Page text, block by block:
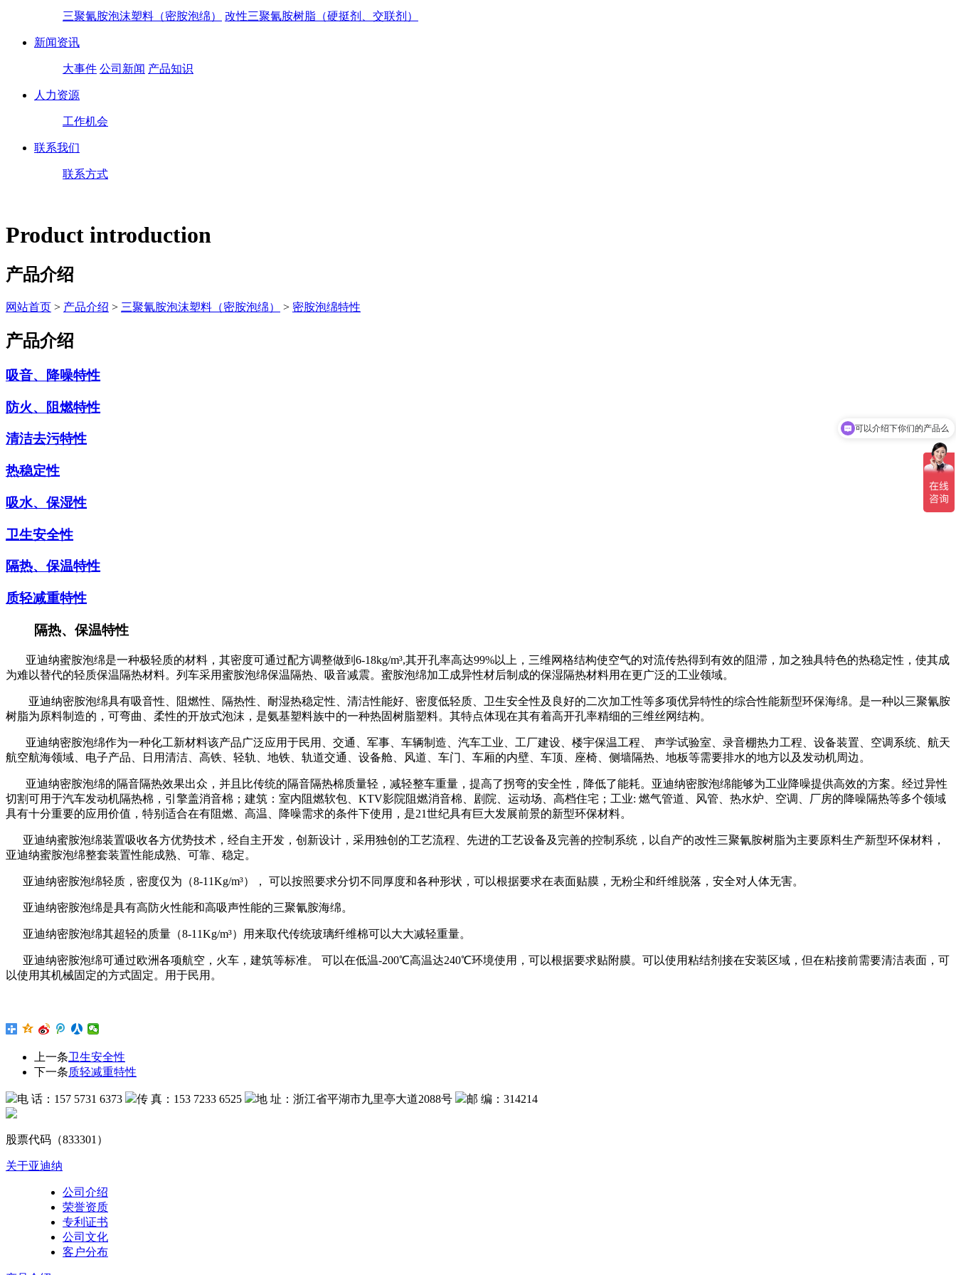
三聚氰胺泡沫塑料（密胺泡绵） 改性三聚氰胺树脂（硬挺剂、交联剂）
新闻资讯
大事件 公司新闻 产品知识
人力资源
工作机会
联系我们
联系方式
Product introduction
产品介绍
网站首页 > 产品介绍 > 三聚氰胺泡沫塑料（密胺泡绵） > 密胺泡绵特性
产品介绍
吸音、降噪特性
防火、阻燃特性
清洁去污特性
热稳定性
吸水、保湿性
卫生安全性
隔热、保温特性
质轻减重特性
隔热、保温特性
亚迪纳蜜胺泡绵是一种极轻质的材料，其密度可通过配方调整做到6-18kg/m³,其开孔率高达99%以上，三维网格结构使空气的对流传热得到有效的阻滞，加之独具特色的热稳定性，使其成
为难以替代的轻质保温隔热材料。列车采用蜜胺泡绵保温隔热、吸音减震。蜜胺泡绵加工成异性材后制成的保湿隔热材料用在更广泛的工业领域。
亚迪纳密胺泡绵具有吸音性、阻燃性、隔热性、耐湿热稳定性、清洁性能好、密度低轻质、卫生安全性及良好的二次加工性等多项优异特性的综合性能新型环保海绵。是一种以三聚氰胺
树脂为原料制造的，可弯曲、柔性的开放式泡沫，是氨基塑料族中的一种热固树脂塑料。其特点体现在其有着高开孔率精细的三维丝网结构。
亚迪纳密胺泡绵作为一种化工新材料该产品广泛应用于民用、交通、军事、车辆制造、汽车工业、工厂建设、楼宇保温工程、 声学试验室、录音棚热力工程、设备装置、空调系统、航天
航空航海领域、电子产品、日用清洁、高铁、轻轨、地铁、轨道交通、设备舱、风道、车门、车厢的内壁、车顶、座椅、侧墙隔热、地板等需要排水的地方以及发动机周边。
亚迪纳密胺泡绵的隔音隔热效果出众，并且比传统的隔音隔热棉质量轻，减轻整车重量，提高了拐弯的安全性，降低了能耗。亚迪纳密胺泡绵能够为工业降噪提供高效的方案。经过异性
切割可用于汽车发动机隔热棉，引擎盖消音棉；建筑：室内阻燃软包、KTV影院阻燃消音棉、剧院、运动场、高档住宅；工业: 燃气管道、风管、热水炉、空调、厂房的降噪隔热等多个领域
具有十分重要的应用价值，特别适合在有阻燃、高温、降噪需求的条件下使用，是21世纪具有巨大发展前景的新型环保材料。
亚迪纳蜜胺泡绵装置吸收各方优势技术，经自主开发，创新设计，采用独创的工艺流程、先进的工艺设备及完善的控制系统，以自产的改性三聚氰胺树脂为主要原料生产新型环保材料，
亚迪纳蜜胺泡绵整套装置性能成熟、可靠、稳定。
亚迪纳密胺泡绵轻质，密度仅为（8-11Kg/m³）， 可以按照要求分切不同厚度和各种形状，可以根据要求在表面贴膜，无粉尘和纤维脱落，安全对人体无害。
亚迪纳密胺泡绵是具有高防火性能和高吸声性能的三聚氰胺海绵。
亚迪纳密胺泡绵其超轻的质量（8-11Kg/m³）用来取代传统玻璃纤维棉可以大大减轻重量。
亚迪纳密胺泡绵可通过欧洲各项航空，火车，建筑等标准。 可以在低温-200℃高温达240℃环境使用，可以根据要求贴附膜。可以使用粘结剂接在安装区域，但在粘接前需要清洁表面，可
以使用其机械固定的方式固定。用于民用。
上一条卫生安全性
下一条质轻减重特性
电 话：157 5731 6373 传 真：153 7233 6525 地 址：浙江省平湖市九里亭大道2088号 邮 编：314214
股票代码（833301）
关于亚迪纳
公司介绍
荣誉资质
专利证书
公司文化
客户分布
可以介绍下你们的产品么